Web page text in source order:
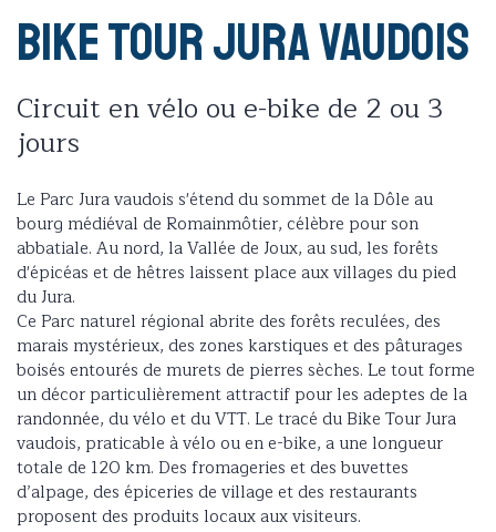
Bike Tour Jura vaudois
Circuit en vélo ou e-bike de 2 ou 3
jours
Le Parc Jura vaudois s'étend du sommet de la Dôle au
bourg médiéval de Romainmôtier, célèbre pour son
abbatiale. Au nord, la Vallée de Joux, au sud, les forêts
d'épicéas et de hêtres laissent place aux villages du pied
du Jura.
Ce Parc naturel régional abrite des forêts reculées, des
marais mystérieux, des zones karstiques et des pâturages
boisés entourés de murets de pierres sèches. Le tout forme
un décor particulièrement attractif pour les adeptes de la
randonnée, du vélo et du VTT. Le tracé du Bike Tour Jura
vaudois, praticable à vélo ou en e-bike, a une longueur
totale de 120 km. Des fromageries et des buvettes
d’alpage, des épiceries de village et des restaurants
proposent des produits locaux aux visiteurs.